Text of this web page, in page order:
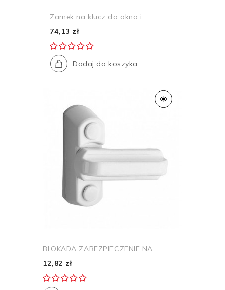
Zamek na klucz do okna i...
74,13 zł
Dodaj do koszyka
BLOKADA ZABEZPIECZENIE NA...
12,82 zł